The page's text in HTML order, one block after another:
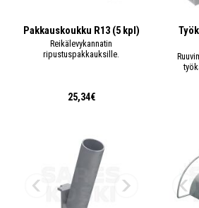
Pakkauskoukku R13 (5 kpl)
Reikälevykannatin
ripustuspakkauksille.
25,34€